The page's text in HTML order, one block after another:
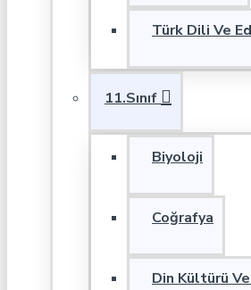
Türk Dili Ve
11.Sınıf
Biyoloji
Coğrafya
Din Kültürü